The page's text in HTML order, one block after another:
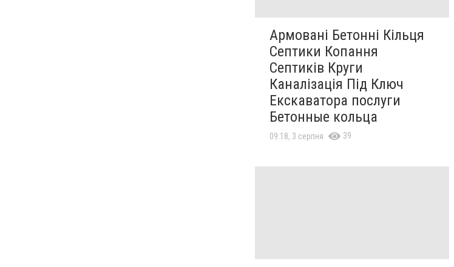
Армовані Бетонні Кільця
Септики Копання
Септиків Круги
Каналізація Під Ключ
Екскаватора послуги
Бетонные кольца
09:18, 3 серпня 39